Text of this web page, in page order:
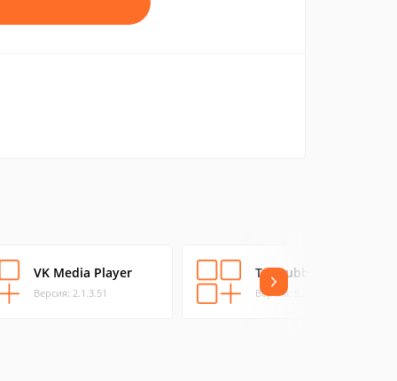
VK Media Player
Версия: 2.1.3.51
Teletubbies
Версия: 5.3.1.0